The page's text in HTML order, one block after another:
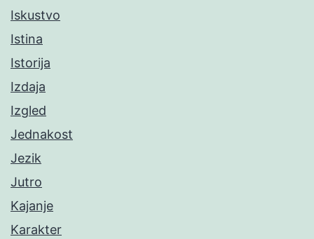
Iskustvo
Istina
Istorija
Izdaja
Izgled
Jednakost
Jezik
Jutro
Kajanje
Karakter